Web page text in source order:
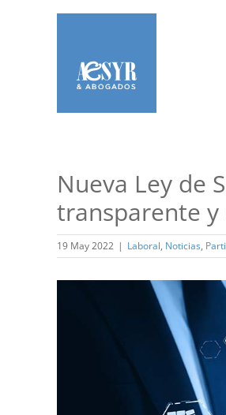
Nueva Ley de
transparente y
19 May 2022 | Laboral, Noticias,